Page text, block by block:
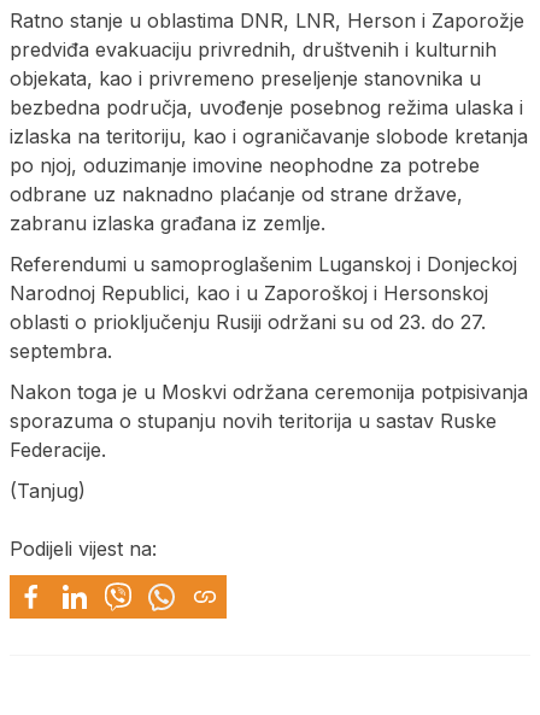
Ratno stanje u oblastima DNR, LNR, Herson i Zaporožje
predviđa evakuaciju privrednih, društvenih i kulturnih
objekata, kao i privremeno preseljenje stanovnika u
bezbedna područja, uvođenje posebnog režima ulaska i
izlaska na teritoriju, kao i ograničavanje slobode kretanja
po njoj, oduzimanje imovine neophodne za potrebe
odbrane uz naknadno plaćanje od strane države,
zabranu izlaska građana iz zemlje.
Referendumi u samoproglašenim Luganskoj i Donjeckoj
Narodnoj Republici, kao i u Zaporoškoj i Hersonskoj
oblasti o prioključenju Rusiji održani su od 23. do 27.
septembra.
Nakon toga je u Moskvi održana ceremonija potpisivanja
sporazuma o stupanju novih teritorija u sastav Ruske
Federacije.
(Tanjug)
Podijeli vijest na: